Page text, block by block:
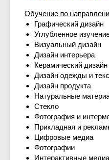
Обучение по
Графический дизайн
Углубленное
Визуальный дизайн
Дизайн интерьера
Керамический дизайн
Дизайн одежды и
Дизайн продукта
Натуральные
Стекло
Фотография и
Прикладная и
Цифровые медиа
Фотографии
Интерактивные медиа